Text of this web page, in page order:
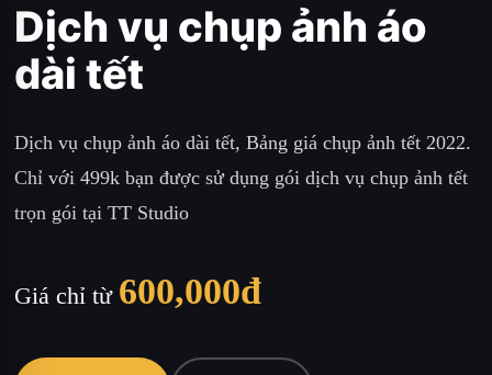
Dịch vụ chụp ảnh áo
dài tết
Dịch vụ chụp ảnh áo dài tết, Bảng giá chụp ảnh tết 2022.
Chỉ với 499k bạn được sử dụng gói dịch vụ chụp ảnh tết
trọn gói tại TT Studio
Giá chỉ từ 600,000đ